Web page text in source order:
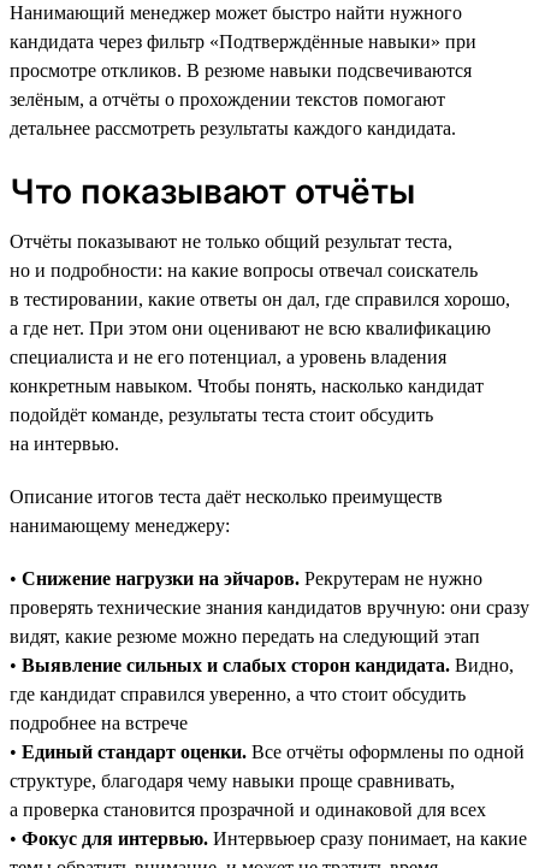
Нанимающий менеджер может быстро найти нужного
кандидата через фильтр «Подтверждённые навыки» при
просмотре откликов. В резюме навыки подсвечиваются
зелёным, а отчёты о прохождении текстов помогают
детальнее рассмотреть результаты каждого кандидата.
Что показывают отчёты
Отчёты показывают не только общий результат теста,
но и подробности: на какие вопросы отвечал соискатель
в тестировании, какие ответы он дал, где справился хорошо,
а где нет. При этом они оценивают не всю квалификацию
специалиста и не его потенциал, а уровень владения
конкретным навыком. Чтобы понять, насколько кандидат
подойдёт команде, результаты теста стоит обсудить
на интервью.
Описание итогов теста даёт несколько преимуществ
нанимающему менеджеру:
• Снижение нагрузки на эйчаров. Рекрутерам не нужно
проверять технические знания кандидатов вручную: они сразу
видят, какие резюме можно передать на следующий этап
• Выявление сильных и слабых сторон кандидата. Видно,
где кандидат справился уверенно, а что стоит обсудить
подробнее на встрече
• Единый стандарт оценки. Все отчёты оформлены по одной
структуре, благодаря чему навыки проще сравнивать,
а проверка становится прозрачной и одинаковой для всех
• Фокус для интервью. Интервьюер сразу понимает, на какие